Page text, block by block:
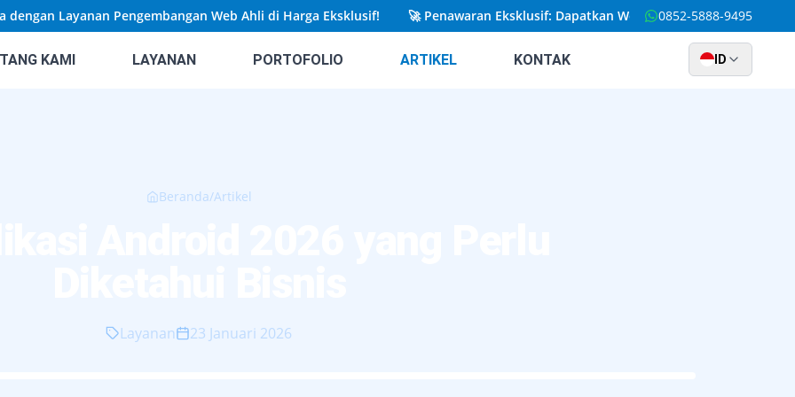
Layanan Pengembangan Web Ahli di Harga Eksklusif! 🚀 Penawaran Eksklusif: Dapatkan Website Kustom yang Dirancang
0852-5888-9495
KAMI LAYANAN PORTOFOLIO ARTIKEL KONTAK ID
Beranda/Artikel
Layanan 23 Januari 2026